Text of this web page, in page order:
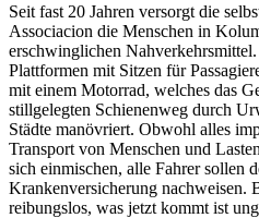
Seit fast 20 Jahren versorgt die
Associacion die Menschen in
erschwinglichen Nahverkehrsmittel.
Plattformen mit Sitzen für
mit einem Motorrad, welches das
stillgelegten Schienenweg durch
Städte manövriert. Obwohl alles
Transport von Menschen und
sich einmischen, alle Fahrer sollen
Krankenversicherung nachweisen.
reibungslos, was jetzt kommt ist